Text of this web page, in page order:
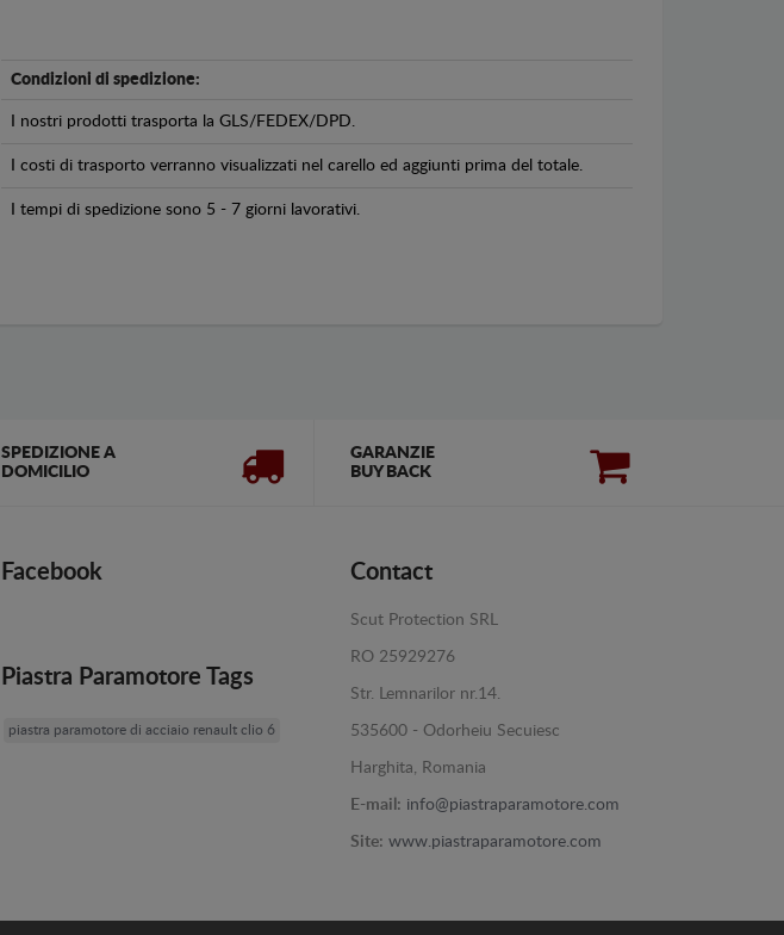
Condizioni di spedizione:
I nostri prodotti trasporta la GLS/FEDEX/DPD.
I costi di trasporto verranno visualizzati nel carello ed aggiunti prima del totale.
I tempi di spedizione sono 5 - 7 giorni lavorativi.
SPEDIZIONE A
DOMICILIO
GARANZIE
BUY BACK
Facebook
Piastra Paramotore Tags
piastra paramotore di acciaio renault clio 6
Contact
Scut Protection SRL
RO 25929276
Str. Lemnarilor nr.14.
535600 - Odorheiu Secuiesc
Harghita, Romania
E-mail: info@piastraparamotore.com
Site: www.piastraparamotore.com